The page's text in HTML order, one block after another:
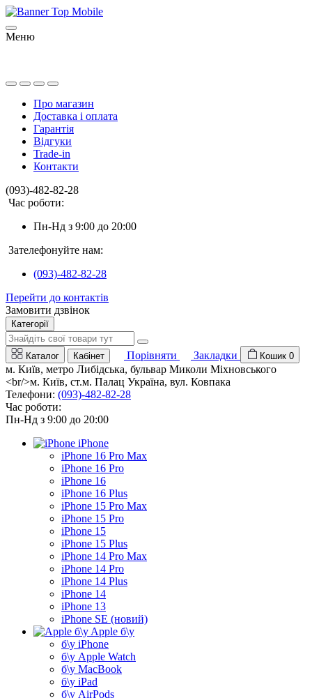
Меню
Про магазин
Доставка і оплата
Гарантія
Відгуки
Trade-in
Контакти
(093)-482-82-28
Час роботи:
Пн-Нд з 9:00 до 20:00
Зателефонуйте нам:
(093)-482-82-28
Перейти до контактів
Замовити дзвінок
Категорії
Каталог Кабінет Порівняти Закладки Кошик 0
м. Київ, метро Либідська, бульвар Миколи Міхновського
<br/>м. Київ, ст.м. Палац Україна, вул. Ковпака
Телефони: (093)-482-82-28
Час роботи:
Пн-Нд з 9:00 до 20:00
iPhone
iPhone 16 Pro Max
iPhone 16 Pro
iPhone 16
iPhone 16 Plus
iPhone 15 Pro Max
iPhone 15 Pro
iPhone 15
iPhone 15 Plus
iPhone 14 Pro Max
iPhone 14 Pro
iPhone 14 Plus
iPhone 14
iPhone 13
iPhone SE (новий)
Apple б\у
б\у iPhone
б\у Apple Watch
б\у MacBook
б\у iPad
б\у AirPods